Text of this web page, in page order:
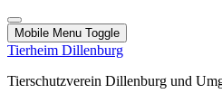
Mobile Menu Toggle
Tierheim Dillenburg
Tierschutzverein Dillenburg und